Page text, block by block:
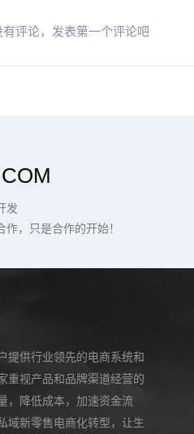
有评论，发表第一个评论吧
发
，只是合作的开始！
提供行业领先的电商系统和
重视产品和品牌渠道经营的
，降低成本，加速资金流
域新零售电商化转型，让生